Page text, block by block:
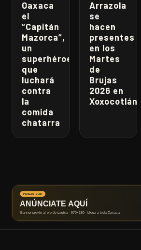
Oaxaca
el
“Capitán
Mazorca”,
un
superhéroe
que
luchará
contra
la
comida
chatarra
Arrazola
se
hacen
presentes
en los
Martes
de
Brujas
2026 en
Xoxocotlán